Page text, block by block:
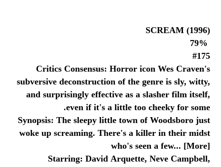
SCREAM (1996)
#175
Critics Consensus: Horror icon Wes Craven's
subversive deconstruction of the genre is sly, witty,
and surprisingly effective as a slasher film itself,
even if it's a little too cheeky for some.
Synopsis: The sleepy little town of Woodsboro just
woke up screaming. There's a killer in their midst
who's seen a few... [More]
Starring: David Arquette, Neve Campbell,